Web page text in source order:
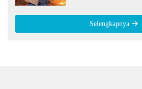
Selengkapnya